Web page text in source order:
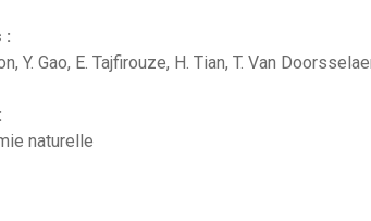
:
Y. Gao, E. Tajfirouze, H. Tian, ​​T. Van
naturelle